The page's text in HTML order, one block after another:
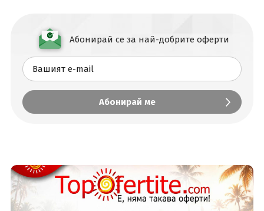
Абонирай се за най-добрите оферти